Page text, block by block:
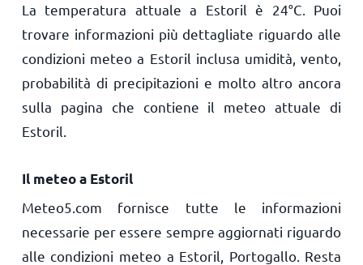
La temperatura attuale a Estoril è 24°C . Puoi
trovare informazioni più dettagliate riguardo alle
condizioni meteo a Estoril inclusa umidità, vento,
probabilità di precipitazioni e molto altro ancora
sulla pagina che contiene il meteo attuale di
Estoril.
Il meteo a Estoril
Meteo5.com fornisce tutte le informazioni
necessarie per essere sempre aggiornati riguardo
alle condizioni meteo a Estoril, Portogallo. Resta